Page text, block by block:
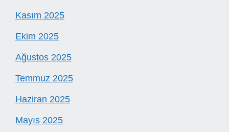
Kasım 2025
Ekim 2025
Ağustos 2025
Temmuz 2025
Haziran 2025
Mayıs 2025